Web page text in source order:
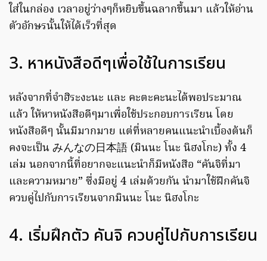
ใส่ในกล่อง เวลาอยู่ว่างๆก็หยิบขึ้นฉลากขึ้นมา แล้วให้อ่าน
ตัวอักษรนั้นให้ได้เร็วที่สุด
3. หาหนังสือดีๆเพื่อใช้ในการเรียน
หลังจากที่จำฮิระงะนะ และ คะตะคะนะได้พอประมาณ
แล้ว ให้หาหนังสือดีๆมาเพื่อใช้ประกอบการเรียน โดย
หนังสือดีๆ นั้นมีมากมาย แต่ที่หลายคนแนะนำเบื้องต้นก็
คงจะเป็น みんなの日本語 (มินนะ โนะ นิฮงโกะ) ทั้ง 4
เล่ม นอกจากนี้ที่อยากจะแนะนำก็มีหนังสือ “คันจิที่มา
และความหมาย” ซึ่งมีอยู่ 4 เล่มด้วยกัน นำมาใช้ฝึกคันจิ
ควบคู่ไปกับการเรียนจากมินนะ โนะ นิฮงโกะ
4. เริ่มฝึกตัว คันจิ ควบคู่ไปกับการเรียน